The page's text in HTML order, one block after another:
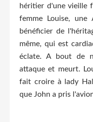
héritier d'une vieille
femme Louise, une
bénéficier de
même, qui est
éclate. A bout de
attaque et meurt.
fait croire à lady
que John a pris